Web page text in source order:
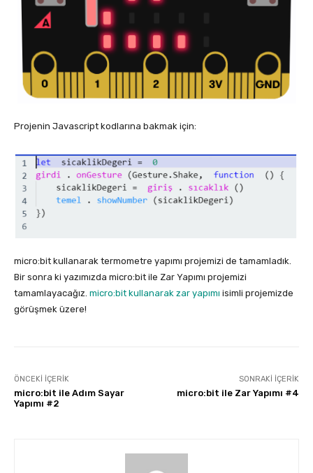
Projenin Javascript kodlarına bakmak için:
micro:bit kullanarak termometre yapımı projemizi de tamamladık.
Bir sonra ki yazımızda micro:bit ile Zar Yapımı projemizi
tamamlayacağız. micro:bit kullanarak zar yapımı isimli projemizde
görüşmek üzere!
ÖNCEKI İÇERIK
micro:bit ile Adım Sayar
Yapımı #2
SONRAKI İÇERIK
micro:bit ile Zar Yapımı #4